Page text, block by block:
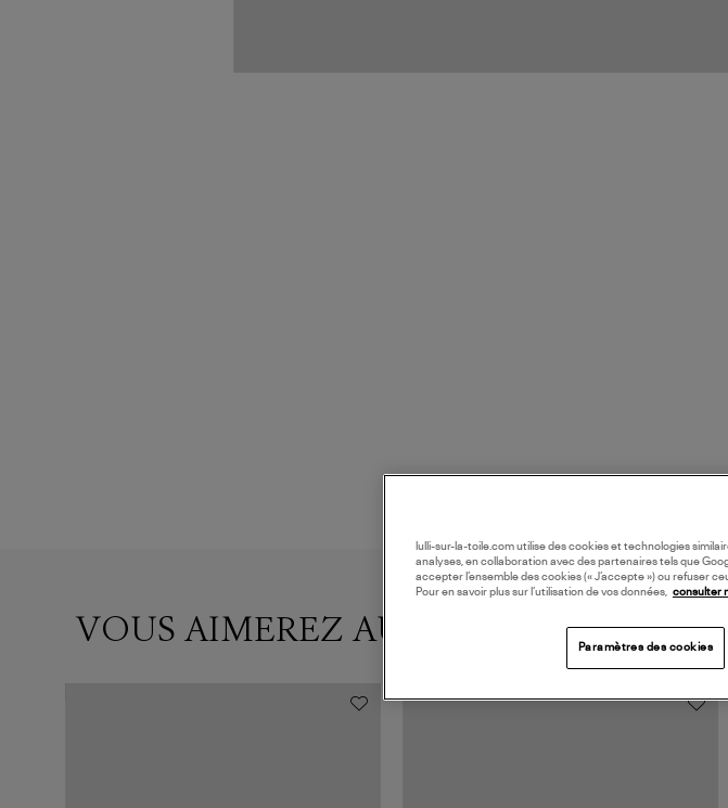
VOUS AIMEREZ AUSSI
lulli-sur-la-toile.com utilise des cookies et technologies
analyses, en collaboration avec des partenaires tels que
accepter l’ensemble des cookies (« J’accepte ») ou refuser
Pour en savoir plus sur l’utilisation de vos données, consulter
Paramètres des cookies